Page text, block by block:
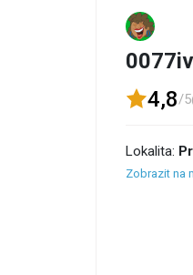
4,8/5
Lokalita:
Zobrazit na